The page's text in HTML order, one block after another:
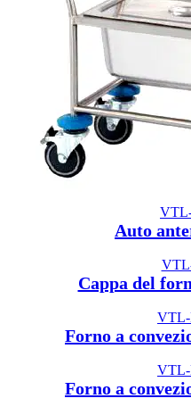
Auto
Cappa del
VTL-
Forno a
VTL-
Forno a